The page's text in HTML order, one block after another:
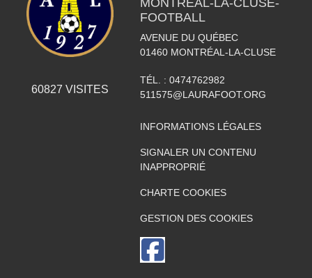
60827 VISITES
MONTRÉAL-LA-CLUSE-
FOOTBALL
AVENUE DU QUÉBEC
01460 MONTRÉAL-LA-CLUSE
TÉL. : 0474762982
511575@LAURAFOOT.ORG
INFORMATIONS LÉGALES
SIGNALER UN CONTENU
INAPPROPRIÉ
CHARTE COOKIES
GESTION DES COOKIES